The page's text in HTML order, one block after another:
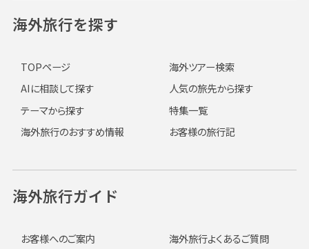
海外旅行を探す
TOPページ
海外ツアー検索
AIに相談して探す
人気の旅先から探す
テーマから探す
特集一覧
海外旅行のおすすめ情報
お客様の旅行記
海外旅行ガイド
お客様へのご案内
海外旅行よくあるご質問